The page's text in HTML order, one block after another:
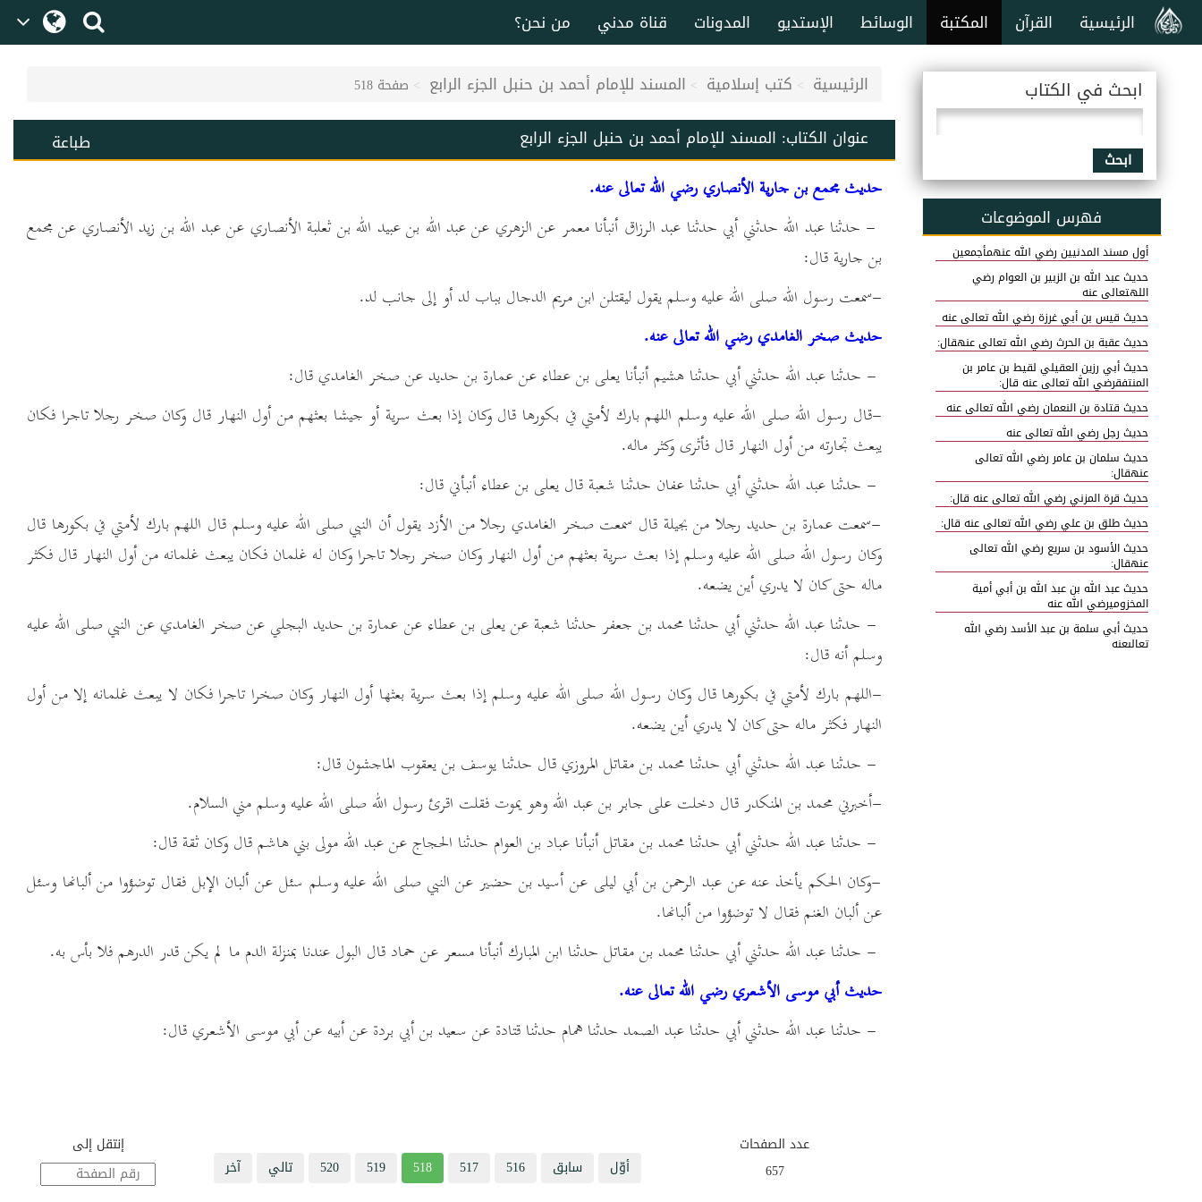
من نحن؟ قناة مدني المدونات الإستديو الوسائط المكتبة القرآن الرئيسية
الرئيسية كتب إسلامية المسند للإمام أحمد بن حنبل الجزء الرابع صفحة 518
طباعة عنوان الكتاب: المسند للإمام أحمد بن حنبل الجزء الرابع
حديث مجمع بن جارية الأنصاري رضي الله تعالى عنه.
- حدثنا عبد الله حدثني أبي حدثنا عبد الرزاق أنبأنا معمر عن الزهري عن عبد الله بن عبيد الله بن ثعلبة الأنصاري عن عبد الله بن زيد الأنصاري عن مجمع
بن جارية قال:
-سمعت رسول الله صلى الله عليه وسلم يقول ليقتلن ابن مريم الدجال بباب لد أو إلى جانب لد.
حديث صخر الغامدي رضي الله تعالى عنه.
- حدثنا عبد الله حدثني أبي حدثنا هشيم أنبأنا يعلى بن عطاء عن عمارة بن حديد عن صخر الغامدي قال:
-قال رسول الله صلى الله عليه وسلم اللهم بارك لأمتي في بكورها قال وكان إذا بعث سرية أو جيشا بعثهم من أول النهار قال وكان صخر رجلا تاجرا فكان
يبعث تجارته من أول النهار قال فأثرى وكثر ماله.
- حدثنا عبد الله حدثني أبي حدثنا عفان حدثنا شعبة قال يعلى بن عطاء أنبأني قال:
-سمعت عمارة بن حديد رجلا من بجيلة قال سمعت صخر الغامدي رجلا من الأزد يقول أن النبي صلى الله عليه وسلم قال اللهم بارك لأمتي في بكورها قال
وكان رسول الله صلى الله عليه وسلم إذا بعث سرية بعثهم من أول النهار وكان صخر رجلا تاجرا وكان له غلمان فكان يبعث غلمانه من أول النهار قال فكثر
ماله حتى كان لا يدري أين يضعه.
- حدثنا عبد الله حدثني أبي حدثنا محمد بن جعفر حدثنا شعبة عن يعلى بن عطاء عن عمارة بن حديد البجلي عن صخر الغامدي عن النبي صلى الله عليه
وسلم أنه قال:
-اللهم بارك لأمتي في بكورها قال وكان رسول الله صلى الله عليه وسلم إذا بعث سرية بعثها أول النهار وكان صخرا تاجرا فكان لا يبعث غلمانه إلا من أول
النهار فكثر ماله حتى كان لا يدري أين يضعه.
- حدثنا عبد الله حدثني أبي حدثنا محمد بن مقاتل المروزي قال حدثنا يوسف بن يعقوب الماجشون قال:
-أخبرني محمد بن المنكدر قال دخلت على جابر بن عبد الله وهو يموت فقلت اقرئ رسول الله صلى الله عليه وسلم مني السلام.
- حدثنا عبد الله حدثني أبي حدثنا محمد بن مقاتل أنبأنا عباد بن العوام حدثنا الحجاج عن عبد الله مولى بني هاشم قال وكان ثقة قال:
-وكان الحكم يأخذ عنه عن عبد الرحمن بن أبي ليلى عن أسيد بن حضير عن النبي صلى الله عليه وسلم سئل عن ألبان الإبل فقال توضؤوا من ألبانها وسئل
عن ألبان الغنم فقال لا توضؤوا من ألبانها.
- حدثنا عبد الله حدثني أبي حدثنا محمد بن مقاتل حدثنا ابن المبارك أنبأنا مسعر عن حماد قال البول عندنا بمنزلة الدم ما لم يكن قدر الدرهم فلا بأس به.
حديث أبي موسى الأشعري رضي الله تعالى عنه.
- حدثنا عبد الله حدثني أبي حدثنا عبد الصمد حدثنا همام حدثنا قتادة عن سعيد بن أبي بردة عن أبيه عن أبي موسى الأشعري قال:
إنتقل إلى
أوّل
سابق 516
517
518
519
520 تالي آخر
عدد الصفحات
657
ابحث في الكتاب
ابحث
فهرس الموضوعات
أول مسند المدنيين رضي الله عنهمأجمعين
حديث عبد الله بن الزبير بن العوام رضي
اللهتعالى عنه
حديث قيس بن أبي غرزة رضي الله تعالى عنه
حديث عقبة بن الحرث رضي الله تعالى عنهقال:
حديث أبي رزين العقيلي لقيط بن عامر بن
المنتفقرضي الله تعالى عنه قال:
حديث قتادة بن النعمان رضي الله تعالى عنه
حديث رجل رضي الله تعالى عنه
حديث سلمان بن عامر رضي الله تعالى
عنهقال:
حديث قرة المزني رضي الله تعالى عنه قال:
حديث طلق بن علي رضي الله تعالى عنه قال:
حديث الأسود بن سريع رضي الله تعالى
عنهقال:
حديث عبد الله بن عبد الله بن أبي أمية
المخزوميرضي الله عنه
حديث أبي سلمة بن عبد الأسد رضي الله
تعالىعنه